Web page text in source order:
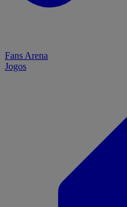
Fans Arena
Jogos